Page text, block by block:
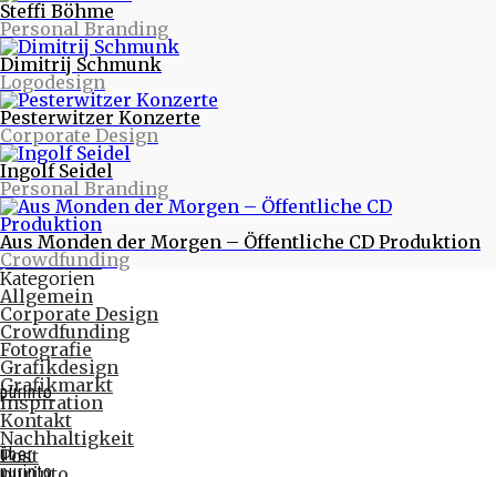
Steffi Böhme
Personal Branding
Dimitrij Schmunk
Logodesign
Pesterwitzer Konzerte
Corporate Design
Ingolf Seidel
Personal Branding
Aus Monden der Morgen – Öffentliche CD Produktion
Crowdfunding
purinto
über
purinto
Nachhaltiges Design
Warum eigentlich purinto?
Verte - Wende das Blatt - Designstudie
PR-Fotos für Tworna
Monatlich
November 2017
Februar 2017
Oktober 2016
August 2016
Juni 2016
Mai 2016
April 2016
März 2016
Februar 2016
Januar 2016
Kategorien
Allgemein
Corporate Design
Crowdfunding
Fotografie
Grafikdesign
Grafikmarkt
Inspiration
Kontakt
Nachhaltigkeit
Post